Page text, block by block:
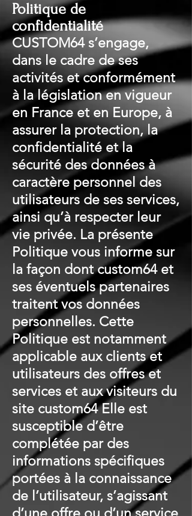
Politique de
confidentialité
CUSTOM64 s’engage,
dans le cadre de ses
activités et conformément
à la législation en vigueur
en France et en Europe, à
assurer la protection, la
confidentialité et la
sécurité des données à
caractère personnel des
utilisateurs de ses services,
ainsi qu’à respecter leur
vie privée. La présente
Politique vous informe sur
la façon dont custom64 et
ses éventuels partenaires
traitent vos données
personnelles. Cette
Politique est notamment
applicable aux clients et
utilisateurs des offres et
services et aux visiteurs du
site custom64 Elle est
susceptible d’être
complétée par des
informations spécifiques
portées à la connaissance
de l’utilisateur, s’agissant